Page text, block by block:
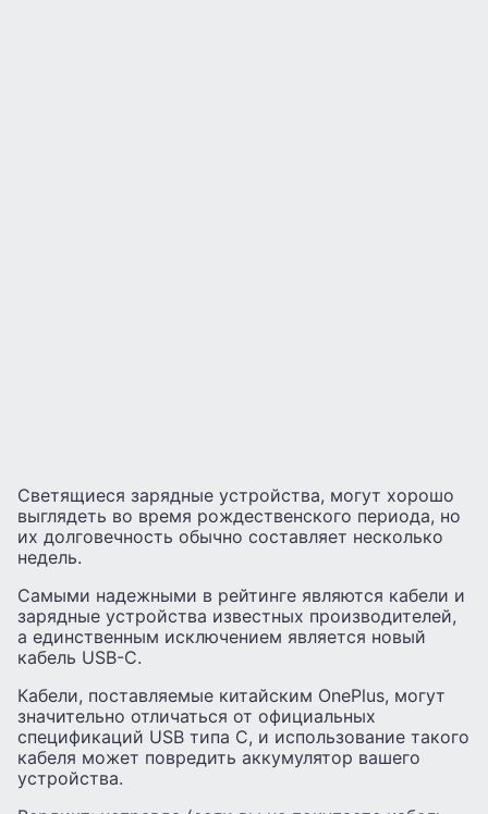
Светящиеся зарядные устройства, могут хорошо
выглядеть во время рождественского периода, но
их долговечность обычно составляет несколько
недель.
Самыми надежными в рейтинге являются кабели и
зарядные устройства известных производителей,
а единственным исключением является новый
кабель USB-C.
Кабели, поставляемые китайским OnePlus, могут
значительно отличаться от официальных
спецификаций USB типа C, и использование такого
кабеля может повредить аккумулятор вашего
устройства.